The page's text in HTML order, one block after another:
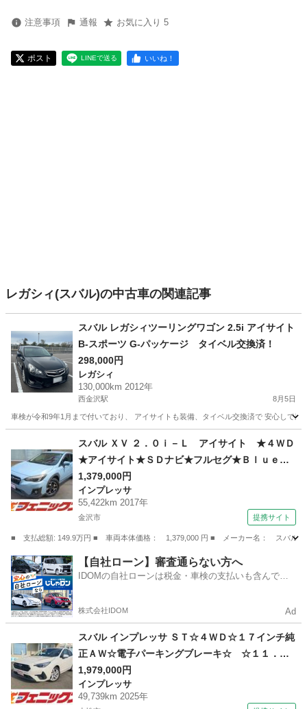
注意事項 通報 お気に入り 5
ポスト LINEで送る いいね！
レガシィ(スバル)の中古車の関連記事
スバル レガシィツーリングワゴン 2.5i アイサイト
B-スポーツ G-パッケージ タイベル交換済！
298,000円
レガシィ
130,000km 2012年
西金沢駅 8月5日
車検が令和9年1月まで付いており、 アイサイトも装備、タイベル交換済で 安心して
西金沢駅 レガシィ アイサイト
スバル ＸＶ ２．０ｉ－Ｌ アイサイト ★４ＷＤ
★アイサイト★ＳＤナビ★フルセグ★Ｂｌｕｅｔ
ｏｏｔｈ★バックカメラ★ドラレコ★クルーズコ
ントロール★ＬＥＤヘッドランプ★ＥＴＣ★スマ
ートキーｘ２★プッシュスタート★パドルシフト
1,379,000円
インプレッサ
55,422km 2017年
金沢市 提携サイト
■ 支払総額: 149.9万円 ■ 車両本体価格： 1,379,000 円 ■ メーカー名： スバ
石川 金沢市 インプレッサ
【自社ローン】審査通らない方へ
IDOMの自社ローンは税金・車検の支払いも含んでい
株式会社IDOM Ad
スバル インプレッサ ＳＴ☆４ＷＤ☆１７インチ純
正ＡＷ☆電子パーキングブレーキ☆ ☆１１．６
インチセンターインフォメーションディスプレイ
☆ＣａｒＰｌａｙ☆左右独立オートエアコン☆ハ
ンドルヒーター☆シートヒーター☆全方位カメラ
1,979,000円
インプレッサ
49,739km 2025年